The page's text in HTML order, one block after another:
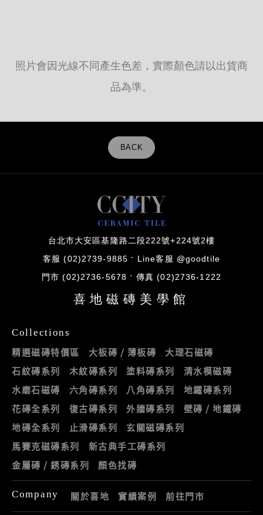
照片會因光線不同產生色差，實際顏色請以出貨商
品為準。
BACK
台北市大安區基隆路二段222號+224號2樓
客服 (02)2739-9885 Line客服 @goodtile
門市 (02)2736-5678 傳真 (02)2736-1222
喜地磁磚美學館
Collections
精選磁磚特價區 大板磚 / 薄板磚
大理石磁磚
石紋磚系列
木紋磚系列 塗料磚系列
清水模磁磚
水磨石磁磚
六角磚系列 八角磚系列
地鐵磚系列
花磚全系列
復古磚系列 外牆磚系列
壁磚 / 地鐵磚
地磚全系列
止滑磚系列
玄關磁磚系列
馬賽克磁磚系列
新古典手工磚系列
金屬磚 / 銹磚系列
顏色找磚
Company 關於喜地 實績案例 前往門市